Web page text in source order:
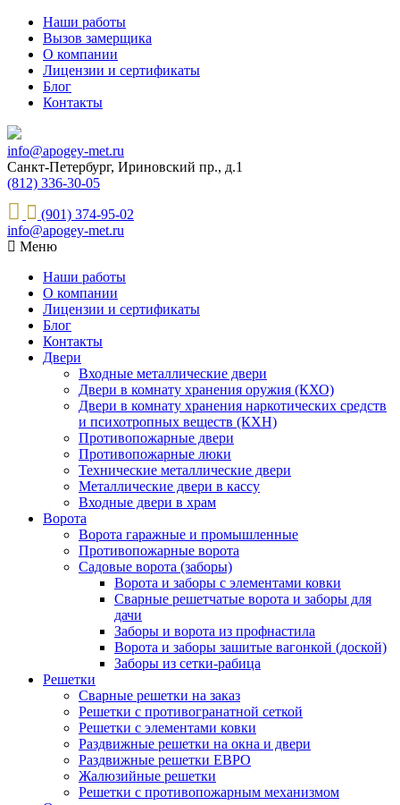
Наши работы
Вызов замерщика
О компании
Лицензии и сертификаты
Блог
Контакты
info@apogey-met.ru
Санкт-Петербург, Ириновский пр., д.1
(812) 336-30-05
(901) 374-95-02
info@apogey-met.ru
Меню
Наши работы
О компании
Лицензии и сертификаты
Блог
Контакты
Двери
Входные металлические двери
Двери в комнату хранения оружия (КХО)
Двери в комнату хранения наркотических средств
и психотропных веществ (КХН)
Противопожарные двери
Противопожарные люки
Технические металлические двери
Металлические двери в кассу
Входные двери в храм
Ворота
Ворота гаражные и промышленные
Противопожарные ворота
Садовые ворота (заборы)
Ворота и заборы с элементами ковки
Сварные решетчатые ворота и заборы для
дачи
Заборы и ворота из профнастила
Ворота и заборы зашитые вагонкой (доской)
Заборы из сетки-рабица
Решетки
Сварные решетки на заказ
Решетки с противогранатной сеткой
Решетки с элементами ковки
Раздвижные решетки на окна и двери
Раздвижные решетки ЕВРО
Жалюзийные решетки
Решетки с противопожарным механизмом